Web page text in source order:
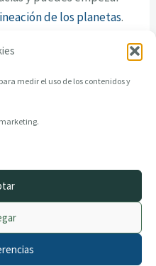
medir el uso de los contenidos y
de los planetas.
Todos los derechos reservados